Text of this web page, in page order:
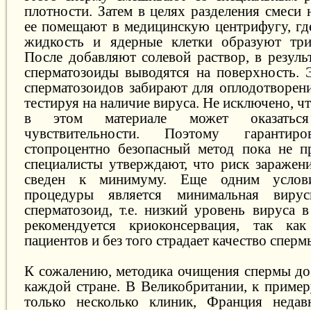
плотности. Затем в целях разделения смеси
ее помещают в медицинскую центрифугу,
жидкость и ядерные клетки образуют
После добавляют солевой раствор, в
сперматозоиды выводятся на поверхность.
сперматозоидов забирают для
тестируя на наличие вируса. Не исключено,
в этом материале может
чувствительности. Поэтому
стопроцентно безопасный метод пока не
специалисты утверждают, что риск
сведен к минимуму. Еще одним
процедуры является минимальная
сперматозоид, т.е. низкий уровень вируса
рекомендуется криоконсервация, так
пациентов и без того страдает качество
К сожалению, методика очищения спермы
каждой стране. В Великобритании, к
только несколько клиник, Франция